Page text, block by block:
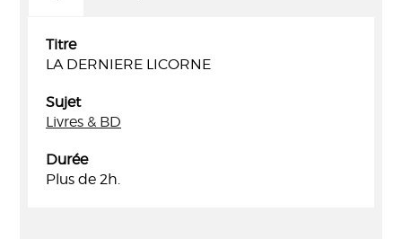
Titre
LA DERNIERE LICORNE
Sujet
Livres & BD
Durée
Plus de 2h.